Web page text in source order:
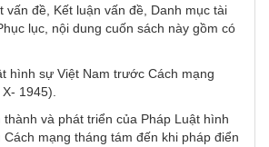
vấn đề, Kết luận vấn đề, Danh mục tài
lục, nội dung cuốn sách này gồm có
hình sự Việt Nam trước Cách mạng
1945).
và phát triển của Pháp Luật hình
mạng tháng tám đến khi pháp điển